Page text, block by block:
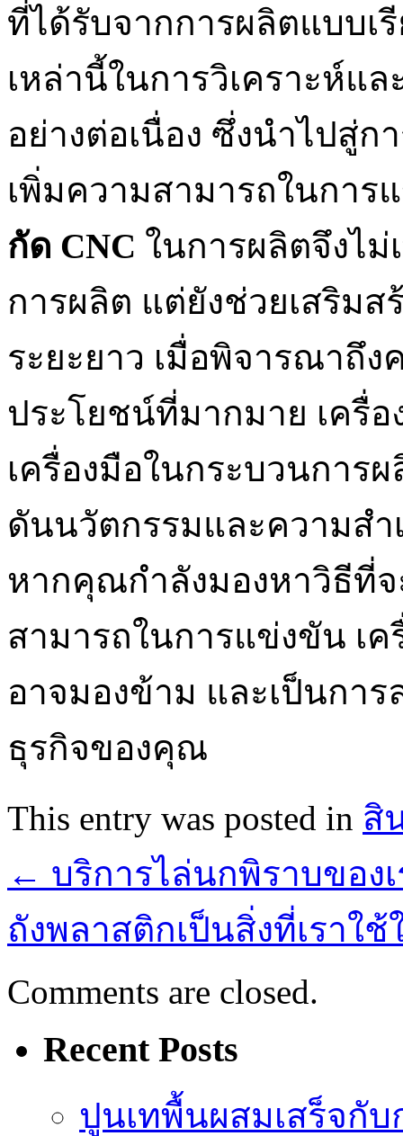
ที่ได้รับจากการผลิตแบบเ
เหล่านี้ในการวิเคราะห์แ
อย่างต่อเนื่อง ซึ่งนำไปสู่
เพิ่มความสามารถในการ
กัด CNC ในการผลิตจึงไ
การผลิต แต่ยังช่วยเสริม
ระยะยาว เมื่อพิจารณาถึ
ประโยชน์ที่มากมาย เครื่อ
เครื่องมือในกระบวนการ
ดันนวัตกรรมและความสำ
หากคุณกำลังมองหาวิธีที่
สามารถในการแข่งขัน เค
อาจมองข้าม และเป็นกา
ธุรกิจของคุณ
This entry was posted in สิ
← บริการไล่นกพิราบของ
ถังพลาสติกเป็นสิ่งที่เราใ
Comments are closed.
Recent Posts
ปูนเทพื้นผสมเสร็จกั